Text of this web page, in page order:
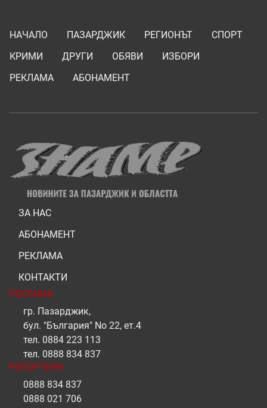
НАЧАЛО ПАЗАРДЖИК РЕГИОНЪТ
СПОРТ
КРИМИ
ДРУГИ ОБЯВИ
ИЗБОРИ
РЕКЛАМА
АБОНАМЕНТ
ЗА НАС
АБОНАМЕНТ
РЕКЛАМА
КОНТАКТИ
РЕКЛАМА
гр. Пазарджик,
бул. "България" No 22, ет.4
тел. 0884 223 113
тел. 0888 834 837
РЕПОРТЕРИ
0888 834 837
0888 021 706